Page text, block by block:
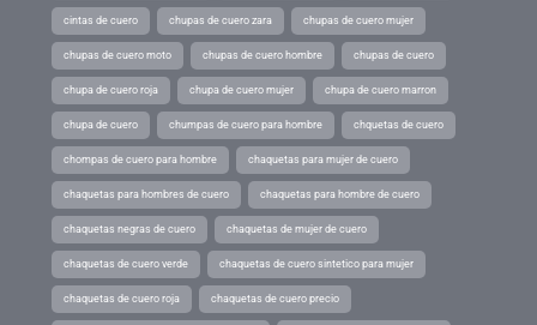
cintas de cuero chupas de cuero zara chupas de cuero mujer
chupas de cuero moto chupas de cuero hombre chupas de cuero
chupa de cuero roja chupa de cuero mujer chupa de cuero marron
chupa de cuero chumpas de cuero para hombre chquetas de cuero
chompas de cuero para hombre chaquetas para mujer de cuero
chaquetas para hombres de cuero chaquetas para hombre de cuero
chaquetas negras de cuero chaquetas de mujer de cuero
chaquetas de cuero verde chaquetas de cuero sintetico para mujer
chaquetas de cuero roja chaquetas de cuero precio